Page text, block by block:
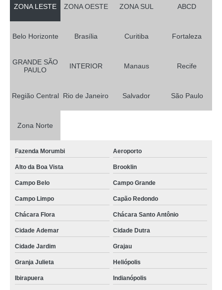
ZONA LESTE ZONA OESTE ZONA SUL ABCD
Belo Horizonte Brasília Curitiba Fortaleza
GRANDE SÃO
PAULO
INTERIOR Manaus Recife
Região Central Rio de Janeiro Salvador São Paulo
Zona Norte
Fazenda Morumbi Aeroporto
Alto da Boa Vista Brooklin
Campo Belo Campo Grande
Campo Limpo Capão Redondo
Chácara Flora Chácara Santo Antônio
Cidade Ademar Cidade Dutra
Cidade Jardim Grajau
Granja Julieta Heliópolis
Ibirapuera Indianópolis